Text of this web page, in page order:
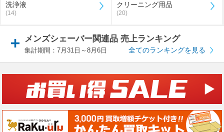
洗浄液
(14)
クリーニング用品
(20)
メンズシェーバー関連品 売上ランキング
集計期間：7月31日～8月6日 全てのランキングを見る